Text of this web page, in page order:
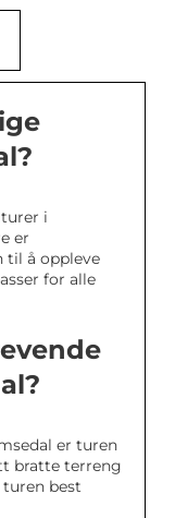
i
er
til å oppleve
for alle
er turen
bratte terreng
best